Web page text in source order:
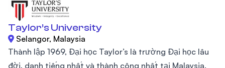
Taylor’s University
Selangor, Malaysia
Thành lập 1969, Đại học Taylor’s là trường Đại học lâu
đời, danh tiếng nhất và thành công nhất tại Malaysia.